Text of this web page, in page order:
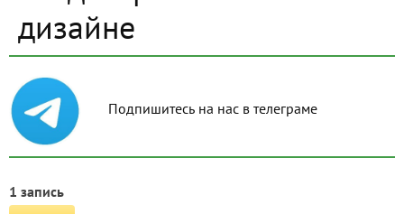
дизайне
Подпишитесь на нас в телеграме
1 запись